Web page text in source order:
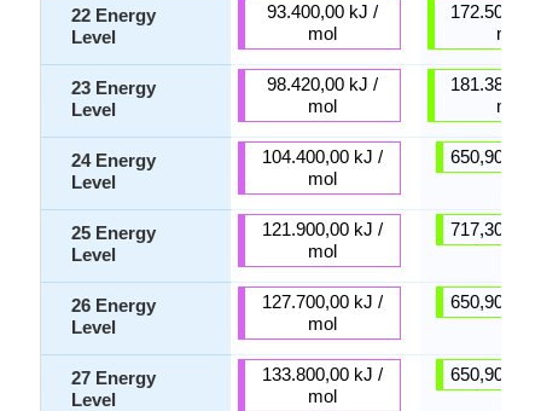
22 Energy
Level
23 Energy
Level
24 Energy
Level
25 Energy
Level
26 Energy
Level
27 Energy
Level
93.400,00 kJ /
mol
98.420,00 kJ /
mol
104.400,00 kJ /
mol
121.900,00 kJ /
mol
127.700,00 kJ /
mol
133.800,00 kJ /
mol
mol
mol
650,90 kJ
717,30 kJ
650,90 kJ
650,90 kJ